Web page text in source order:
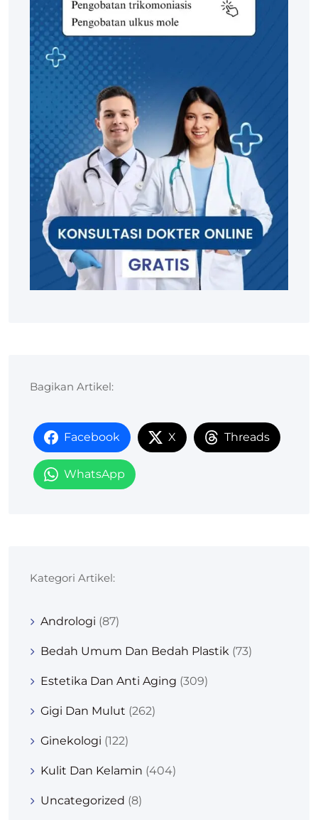
Bagikan Artikel:
Facebook X Threads
WhatsApp
Kategori Artikel:
Andrologi (87)
Bedah Umum Dan Bedah Plastik (73)
Estetika Dan Anti Aging (309)
Gigi Dan Mulut (262)
Ginekologi (122)
Kulit Dan Kelamin (404)
Uncategorized (8)